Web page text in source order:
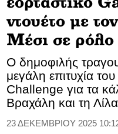
TASTELAND
TECH
HEALTH
MEDIALAND
DRIVE
ντουέτο με
Μέσι σε
Ο δημοφιλής
μεγάλη επιτυχία
Challenge για τα
Βραχάλη και τη
23 ΔΕΚΕΜΒΡΙΟΥ 2025